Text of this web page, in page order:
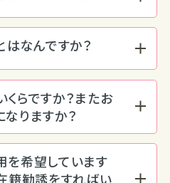
はなんですか？
らですか？またお
りますか？
を希望しています
籍勧誘をすればい